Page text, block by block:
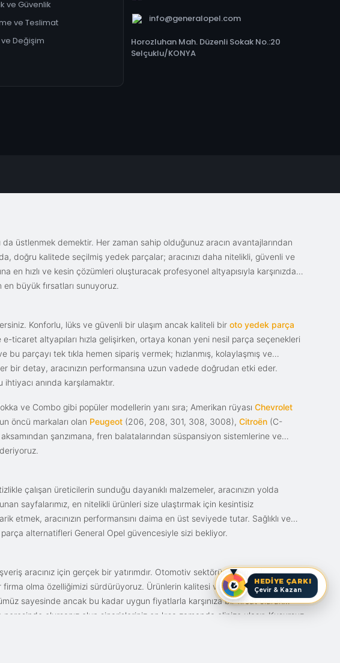
ve Güvenlik
ve Teslimat
Değişim
info@generalopel.com
Horozluhan Mah. Düzenli Sokak No.:20
Selçuklu/KONYA
HEDİYE ÇARKI
Çevir & Kazan
üstlenmek demektir. Her zaman sahip olduğunuz aracın avantajlarından
doğru kalitede seçilmiş yedek parçalar; aracınızı daha nitelikli, güvenli ve
en hızlı ve kesin çözümleri oluşturacak profesyonel altyapısıyla karşınızda.
büyük fırsatları sunuyoruz.
Konforlu, lüks ve güvenli bir ulaşım ancak kaliteli bir oto yedek parça
altyapıları hızla gelişirken, ortaya konan yeni nesil parça seçenekleri
parçayı tek tıkla hemen sipariş vermek; hızlanmış, kolaylaşmış ve
bir detay, aracınızın performansına uzun vadede doğrudan etki eder.
anında karşılamaktır.
ve Combo gibi popüler modellerin yanı sıra; Amerikan rüyası Chevrolet
öncü markaları olan Peugeot (206, 208, 301, 308, 3008), Citroën (C-
şanzımana, fren balatalarından süspansiyon sistemlerine ve
çalışan üreticilerin sunduğu dayanıklı malzemeler, aracınızın yolda
sayfalarımız, en nitelikli ürünleri size ulaştırmak için kesintisiz
aracınızın performansını daima en üst seviyede tutar. Sağlıklı ve
alternatifleri General Opel güvencesiyle sizi bekliyor.
aracınız için gerçek bir yatırımdır. Otomotiv sektörünün en çok
olma özelliğimizi sürdürüyoruz. Ürünlerin kalitesi ve bunun fiyat karşılığı
sayesinde ancak bu kadar uygun fiyatlarla karşınıza bir fırsat olarak
olursanız olun siparişleriniz en kısa zamanda elinize ulaşır. Kusursuz
doğru yerdesiniz.